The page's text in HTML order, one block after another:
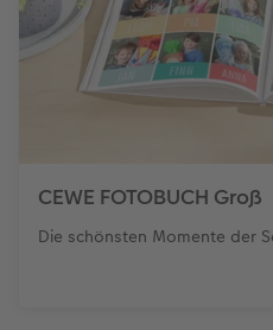
CEWE FOTOBUCH Groß
Die schönsten Momente der